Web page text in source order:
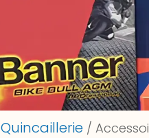
Quincaillerie /